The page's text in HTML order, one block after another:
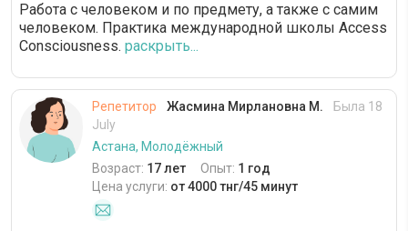
Работа с человеком и по предмету, а также с самим
человеком. Практика международной школы Access
Consciousness. раскрыть...
Репетитор Жасмина Мирлановна М.
Была 18
July
Астана, Молодёжный
Возраст: 17 лет Опыт: 1 год
Цена услуги: от 4000 тнг/45 минут